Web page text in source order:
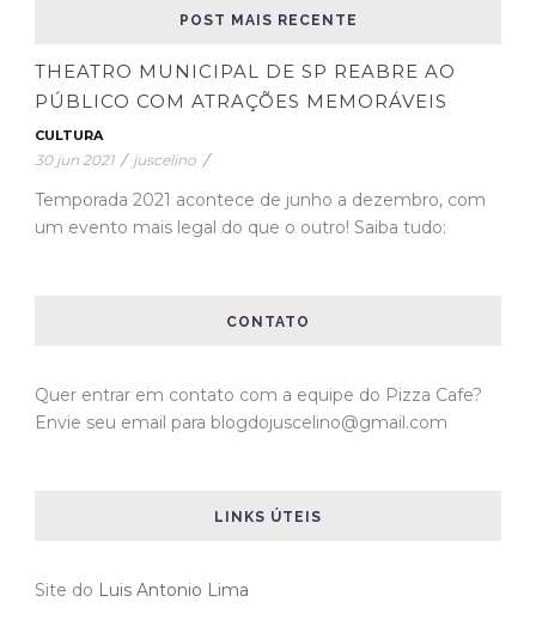
POST MAIS RECENTE
THEATRO MUNICIPAL DE SP REABRE AO
PÚBLICO COM ATRAÇÕES MEMORÁVEIS
CULTURA
30 jun 2021 / juscelino /
Temporada 2021 acontece de junho a dezembro, com
um evento mais legal do que o outro! Saiba tudo:
CONTATO
Quer entrar em contato com a equipe do Pizza Cafe?
Envie seu email para blogdojuscelino@gmail.com
LINKS ÚTEIS
Site do Luis Antonio Lima